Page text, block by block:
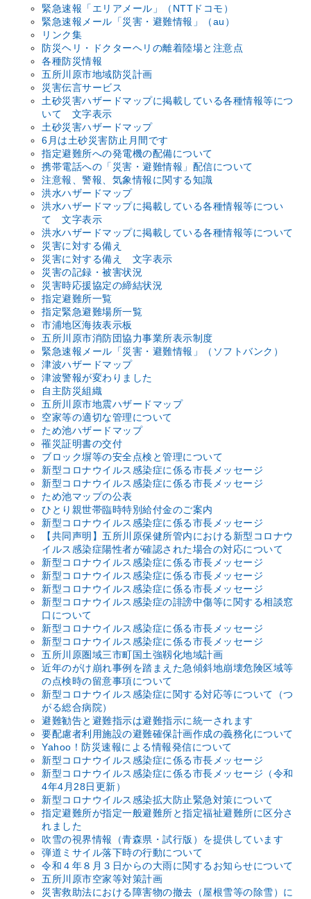
緊急速報「エリアメール」（NTTドコモ）
緊急速報メール「災害・避難情報」（au）
リンク集
防災ヘリ・ドクターヘリの離着陸場と注意点
各種防災情報
五所川原市地域防災計画
災害伝言サービス
土砂災害ハザードマップに掲載している各種情報等につ
いて 文字表示
土砂災害ハザードマップ
6月は土砂災害防止月間です
指定避難所への発電機の配備について
携帯電話への「災害・避難情報」配信について
注意報、警報、気象情報に関する知識
洪水ハザードマップ
洪水ハザードマップに掲載している各種情報等につい
て 文字表示
洪水ハザードマップに掲載している各種情報等について
災害に対する備え
災害に対する備え 文字表示
災害の記録・被害状況
災害時応援協定の締結状況
指定避難所一覧
指定緊急避難場所一覧
市浦地区海抜表示板
五所川原市消防団協力事業所表示制度
緊急速報メール「災害・避難情報」（ソフトバンク）
津波ハザードマップ
津波警報が変わりました
自主防災組織
五所川原市地震ハザードマップ
空家等の適切な管理について
ため池ハザードマップ
罹災証明書の交付
ブロック塀等の安全点検と管理について
新型コロナウイルス感染症に係る市長メッセージ
新型コロナウイルス感染症に係る市長メッセージ
ため池マップの公表
ひとり親世帯臨時特別給付金のご案内
新型コロナ­ウイルス感­染症に係る­市長メッセ­ージ
【共同声明】五所川原保健所管内における新型コロナウ
イルス感染症陽性者が確認された場合の対応について
新型コロナウイルス感染症に係る市長メッセージ
新型コロナウイルス感染症に係る市長メッセージ
新型コロナウイルス感染症に係る市長メッセージ
新型コロナウイルス感染症の誹謗中傷等に関する相談窓
口について
新型コロナウイルス感染症に係る市長メッセージ
新型コロナウイルス感染症に係る市長メッセージ
五所川原圏域三市町国土強靱化地域計画
近年のがけ崩れ事例を踏まえた急傾斜地崩壊危険区域等
の点検時の留意事項について
新型コロナウイルス感染症に関する対応等について（つ
がる総合病院）
避難勧告と避難指示は避難指示に統一されます
要配慮者利用施設の避難確保計画作成の義務化について
Yahoo！防災速報による情報発信について
新型コロナウイルス感染症に係る市長メッセージ
新型コロナウイルス感染症に係る市長メッセージ（令和
4年4月28日更新）
新型コロナウイルス感染拡大防止緊急対策について
指定避難所が指定一般避難所と指定福祉避難所に区分さ
れました
吹雪の視界情報（青森県・試行版）を提供しています
弾道ミサイル落下時の行動について
令和４年８月３日からの大雨に関するお知らせについて
五所川原市空家等対策計画
災害救助法における障害物の撤去（屋根雪等の除雪）に